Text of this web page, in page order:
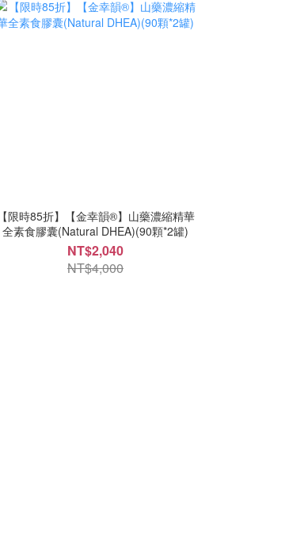
【限時85折】【金幸韻®】山藥濃縮精華
全素食膠囊(Natural DHEA)(90顆*2罐)
NT$2,040
NT$4,000